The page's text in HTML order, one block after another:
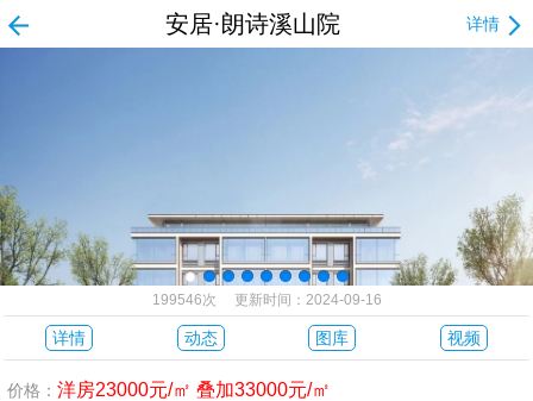
安居·朗诗溪山院 详情
199546次 更新时间：2024-09-16
详情 动态 图库 视频
价格： 洋房23000元/㎡ 叠加33000元/㎡